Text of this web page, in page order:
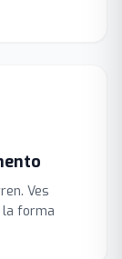
Ves
la forma